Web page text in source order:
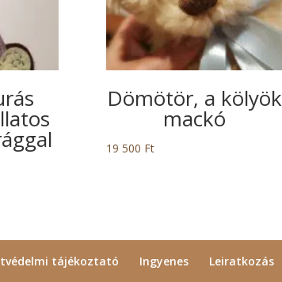
Dömötör, a kölyök
mackó
19 500 Ft
tájékoztató Ingyenes Leiratkozás